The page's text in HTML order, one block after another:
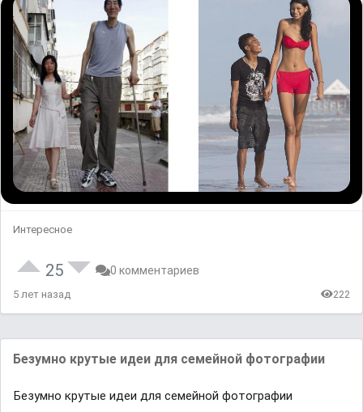
Интересное
25 0 комментариев
5 лет назад 222
Безумно крутые идеи для семейной фотографии
Безумно крутые идеи для семейной фотографии